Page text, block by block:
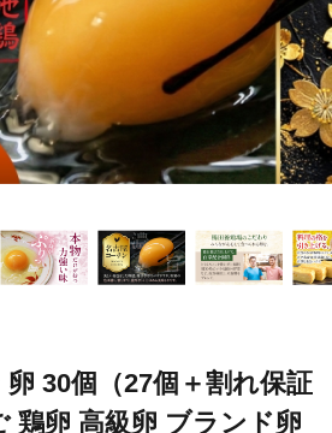
30個（27個＋割れ保証
鶏卵 高級卵 ブランド卵